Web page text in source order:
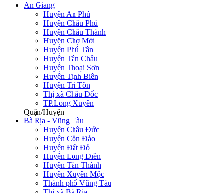
An Giang
Huyện An Phú
Huyện Châu Phú
Huyện Châu Thành
Huyện Chợ Mới
Huyện Phú Tân
Huyện Tân Châu
Huyện Thoại Sơn
Huyện Tịnh Biên
Huyện Tri Tôn
Thị xã Châu Đốc
TP.Long Xuyên
Quận/Huyện
Bà Rịa - Vũng Tàu
Huyện Châu Đức
Huyện Côn Đảo
Huyện Đất Đỏ
Huyện Long Điền
Huyện Tân Thành
Huyện Xuyên Mộc
Thành phố Vũng Tàu